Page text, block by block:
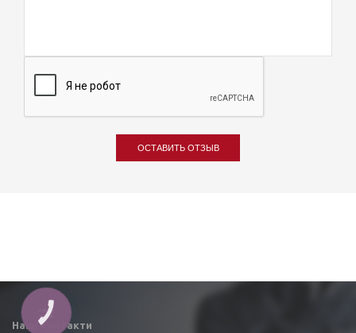
ОСТАВИТЬ ОТЗЫВ
Наші контакти
КНОПКА
ЗВ'ЯЗКУ